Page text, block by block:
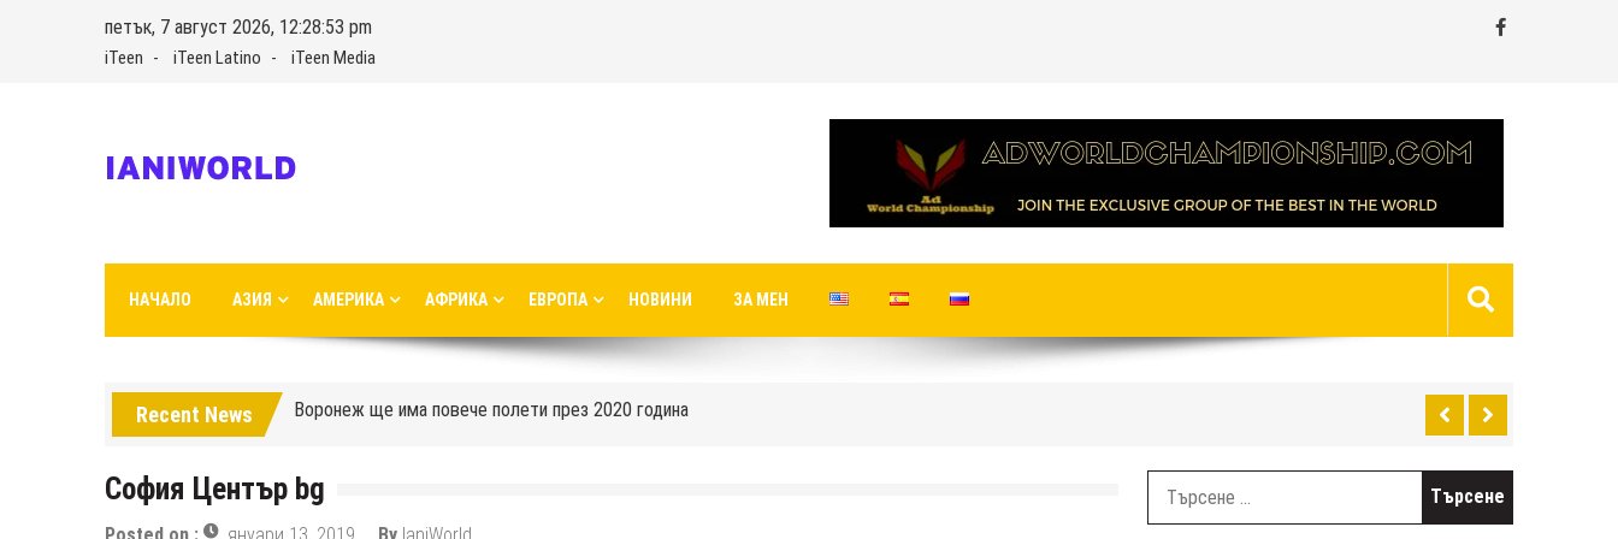
петък, 7 август 2026, 12:28:54 pm
iTeen iTeen Latino iTeen Media
НАЧАЛО АЗИЯ АМЕРИКА АФРИКА ЕВРОПА НОВИНИ ЗА МЕН
Recent News
Turkish Airlines се премести в новото летище в Истанбул
Аерофлот премества международните си полети до новия терминал C1 на Шереметиево
Воронеж ще има повече полети през 2020 година
Саратов има новото си летище
София Център bg